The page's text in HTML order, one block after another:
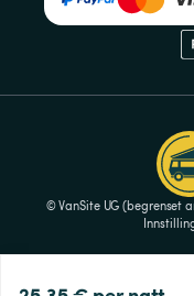
© VanSite UG (begrenset